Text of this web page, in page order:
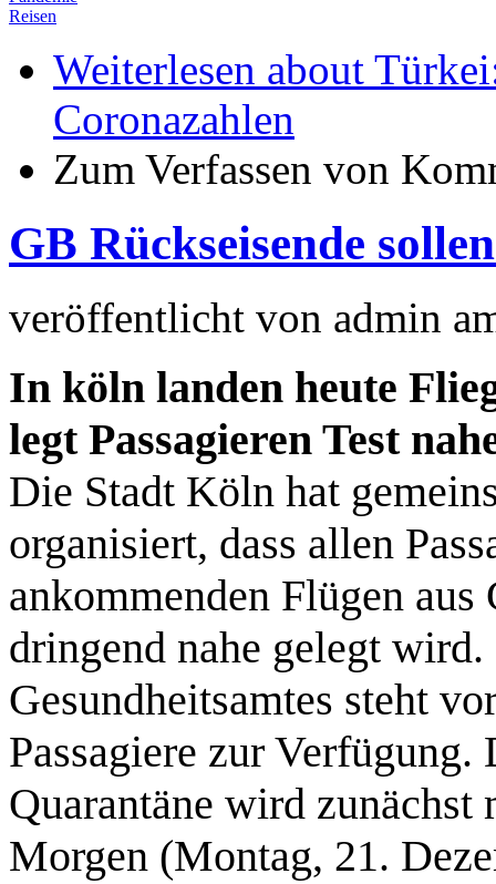
Reisen
Weiterlesen about
Coronazahlen
Zum Verfassen von
GB Rückseisende
veröffentlicht von admin
In köln landen heute
legt Passagieren Test
Die Stadt Köln hat
organisiert, dass allen
ankommenden Flügen
dringend nahe gelegt
Gesundheitsamtes steht
Passagiere zur
Quarantäne wird zunächst
Morgen (Montag, 21.